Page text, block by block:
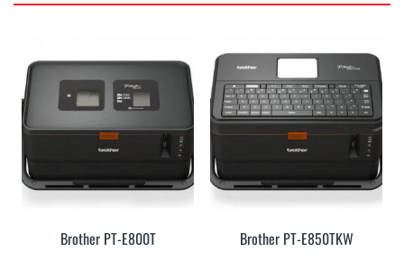
Brother PT-E800T Brother PT-E850TKW